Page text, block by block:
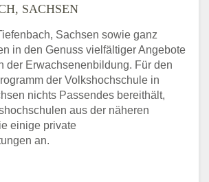
SACHSEN
Sachsen sowie ganz
in den Genuss vielfältiger Angebote
der Erwachsenenbildung. Für den
der Volkshochschule in
nichts Passendes bereithält,
aus der näheren
einige private
an.